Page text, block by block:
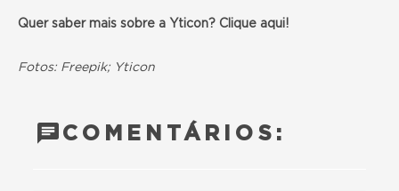
Quer saber mais sobre a Yticon? Clique aqui!
Fotos: Freepik; Yticon
COMENTÁRIOS: